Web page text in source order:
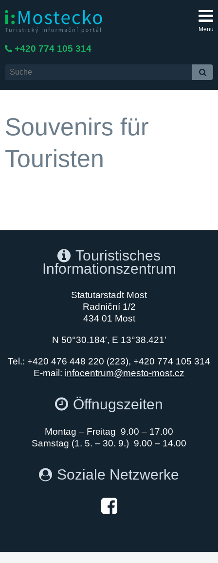
Menu
+420 774 105 314
Souvenirs für
Touristen
Touristisches
Informationszentrum
Statutarstadt Most
Radniční 1/2
434 01 Most
N 50°30.184′, E 13°38.421′
Tel.: +420 476 448 220 (223), +420 774 105 314
E-mail: infocentrum@mesto-most.cz
Öffnugszeiten
Montag – Freitag 9.00 – 17.00
Samstag (1. 5. – 30. 9.) 9.00 – 14.00
Soziale Netzwerke